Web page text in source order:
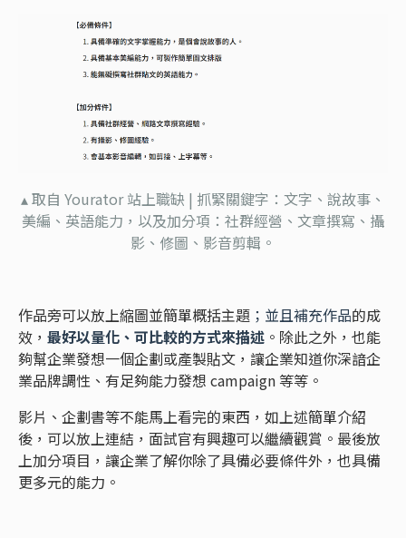
▴ 取自 Yourator 站上職缺 | 抓緊關鍵字：文字、說故事、
美編、英語能力，以及加分項：社群經營、文章撰寫、攝
影、修圖、影音剪輯。
作品旁可以放上縮圖並簡單概括主題 ；並且補充作品的成
效， 最好以量化、可比較的方式來描述 。除此之外，也能
夠幫企業發想一個企劃或產製貼文，讓企業知道你深諳企
業品牌調性、有足夠能力發想 campaign 等等。
影片、企劃書等不能馬上看完的東西，如上述簡單介紹
後，可以放上連結，面試官有興趣可以繼續觀賞。最後放
上加分項目，讓企業了解你除了具備必要條件外，也具備
更多元的能力。